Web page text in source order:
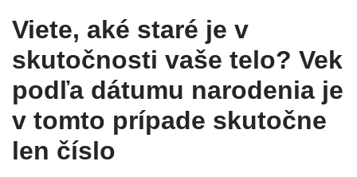
Viete, aké staré je v
skutočnosti vaše telo? Vek
podľa dátumu narodenia je
v tomto prípade skutočne
len číslo